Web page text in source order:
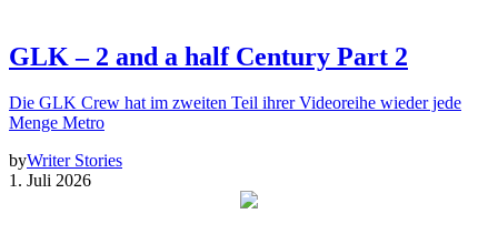
GLK – 2 and a half Century Part 2
Die GLK Crew hat im zweiten Teil ihrer Videoreihe wieder jede
Menge Metro
byWriter Stories
1. Juli 2026